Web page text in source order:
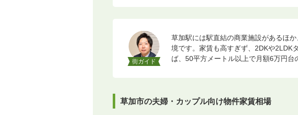
街ガイド
草加駅には駅直結の商業施設があるほ
境です。家賃も高すぎず、2DKや2LDK
ば、50平方メートル以上で月額6万円台
草加市の夫婦・カップル向け物件家賃相場